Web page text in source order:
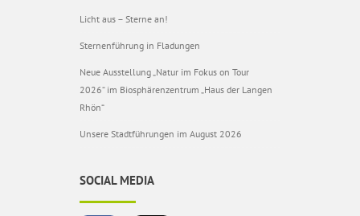
Licht aus – Sterne an!
Sternenführung in Fladungen
Neue Ausstellung „Natur im Fokus on Tour
2026“ im Biosphärenzentrum „Haus der Langen
Rhön“
Unsere Stadtführungen im August 2026
SOCIAL MEDIA